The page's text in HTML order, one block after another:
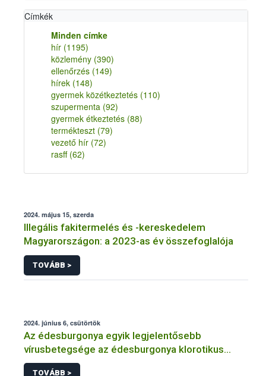
Címkék
Minden címke
hír (1195)
közlemény (390)
ellenőrzés (149)
hírek (148)
gyermek közétkeztetés (110)
szupermenta (92)
gyermek étkeztetés (88)
termékteszt (79)
vezető hír (72)
rasff (62)
2024. május 15, szerda
Illegális fakitermelés és -kereskedelem
Magyarországon: a 2023-as év összefoglalója
TOVÁBB >
2024. június 6, csütörtök
Az édesburgonya egyik legjelentősebb
vírusbetegsége az édesburgonya klorotikus
törpülés vírus (SPCSV)
TOVÁBB >